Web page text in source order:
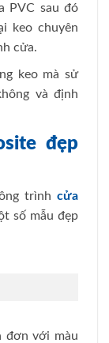
PVC sau đó
keo chuyên
cửa.
keo mà sử
và định
đẹp
trình cửa
số mẫu đẹp
đơn với màu